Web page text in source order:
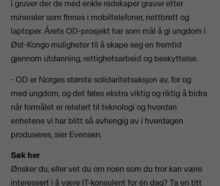
i gruver der de med enkle redskaper graver etter
mineraler som finnes i mobiltelefoner, nettbrett og
laptoper. Årets OD-prosjekt har som mål å gi ungdom i
Øst-Kongo muligheter til å skape seg en fremtid
gjennom utdanning, rettighetsarbeid og beskyttelse.
- OD er Norges største solidaritetsaksjon av, for og
med ungdom, og det føles ekstra viktig og riktig å bidra
når formålet er relatert til teknologi og hvordan
enhetene vi har blitt så avhengig av i hverdagen
produseres, sier Evensen.
Søk her
Ønsker du, eller vet du om noen som du tror kan være
interessert i å være IT-konsulent for én dag? Ta en titt